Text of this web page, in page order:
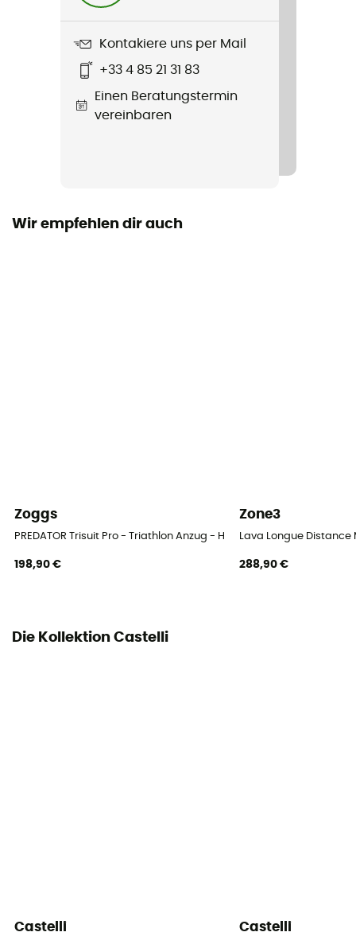
Free Sanremo 3 Suit Short Sleeve
Technische Eigenschaften
Kontakiere uns per Mail
+33 4 85 21 31 83
Einen Beratungstermin
vereinbaren
Wir empfehlen dir auch
Zoggs
PREDATOR Trisuit Pro - Triathlon Anzug - Herren
198,90 €
Zone3
Lava Longue
288,90 €
Die Kollektion Castelli
Castelli Castelli